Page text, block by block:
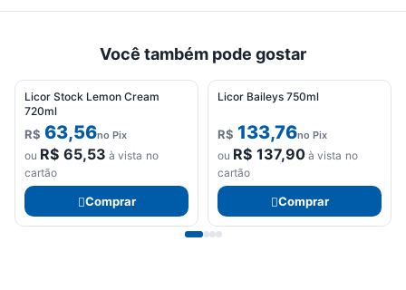
produtos
Você também pode gostar
Licor Stock Lemon Cream
720ml
R$ 63,56no Pix
ou R$ 65,53 à vista no
cartão
Comprar
Licor Baileys 750ml
R$ 133,76no Pix
ou R$ 137,90à vista no
cartão
Comprar